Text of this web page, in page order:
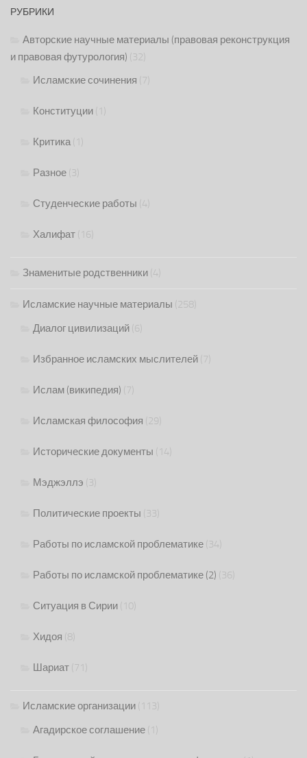
РУБРИКИ
Авторские научные материалы (правовая реконструкция
и правовая футурология) (32)
Исламские сочинения (7)
Конституции (1)
Критика(1)
Разное (3)
Студенческие работы (4)
Халифат (16)
Знаменитые родственники (4)
Исламские научные материалы (258)
Диалог цивилизаций (6)
Избранное исламских мыслителей (7)
Ислам (википедия) (7)
Исламская философия (29)
Исторические документы (14)
Мэджэллэ (3)
Политические проекты (33)
Работы по исламской проблематике (34)
Работы по исламской проблематике (2) (36)
Ситуация в Сирии (10)
Хидоя (8)
Шариат (71)
Исламские организации (113)
Агадирское соглашение (1)